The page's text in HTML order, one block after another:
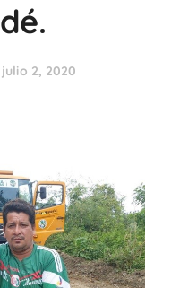
julio 2, 2020